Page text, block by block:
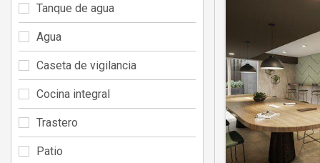
Tanque de agua
Agua
Caseta de vigilancia
Cocina integral
Trastero
Patio